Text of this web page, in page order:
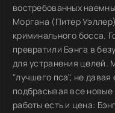
востребованных
Моргана (Питер
криминального босса.
превратили Бэнга в
для устранения целей.
"лучшего пса", не
подбрасывая все новые
работы есть и цена: